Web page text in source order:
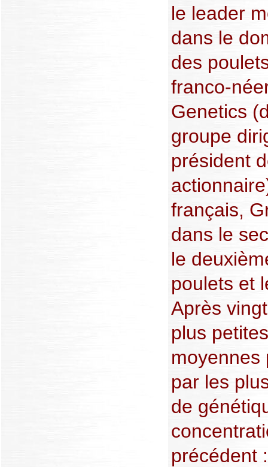
le leader
dans le
des
franco-
Genetics
groupe
président
français,
dans le
le
poulets et
Après
plus
moyennes
par les
de
précédent